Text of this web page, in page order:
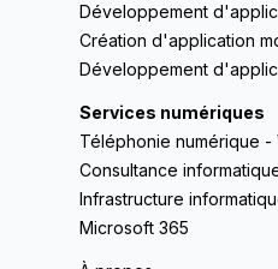
Développement
Création d'application
Développement
Services numériques
Téléphonie numérique -
Consultance
Infrastructure
Microsoft 365